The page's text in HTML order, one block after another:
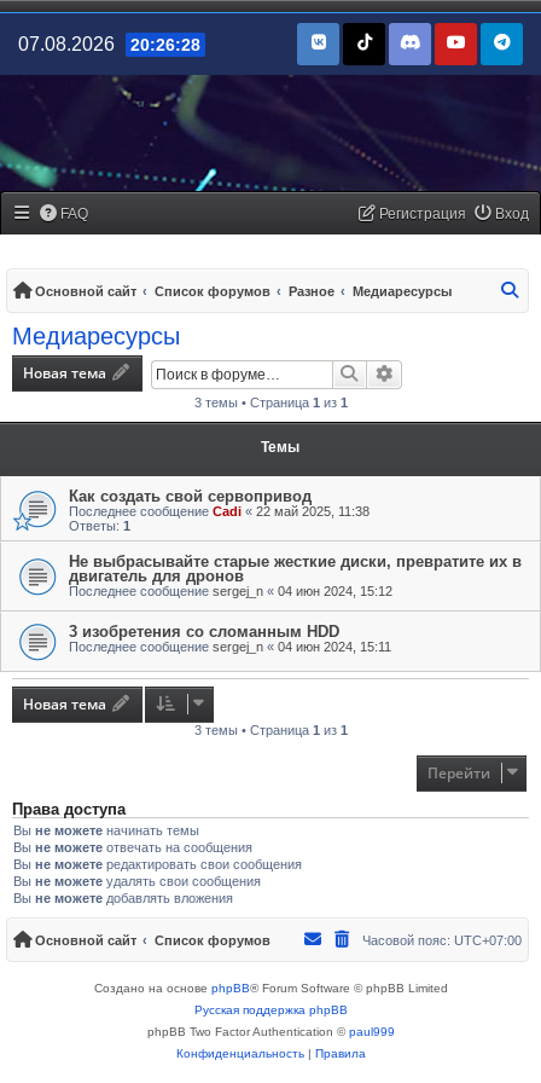
07.08.2026 20:26:28
FAQ Вход
Регистрация
Основной сайт Список форумов Разное Медиаресурсы
Медиаресурсы
Новая тема Поиск
3 темы • Страница 1 из 1
Темы
Как создать свой сервопривод
Последнее сообщение Cadi « 22 май 2025, 11:38
Ответы: 1
Не выбрасывайте старые жесткие диски, превратите их в
двигатель для дронов
Последнее сообщение sergej_n « 04 июн 2024, 15:12
3 изобретения со сломанным HDD
Последнее сообщение sergej_n « 04 июн 2024, 15:11
Новая тема
3 темы • Страница 1 из 1
Перейти
Права доступа
Вы не можете начинать темы
Вы не можете отвечать на сообщения
Вы не можете редактировать свои сообщения
Вы не можете удалять свои сообщения
Вы не можете добавлять вложения
Основной сайт Список форумов Часовой пояс: UTC+07:00
Создано на основе phpBB® Forum Software © phpBB Limited
Русская поддержка phpBB
phpBB Two Factor Authentication ©paul999
Конфиденциальность| Правила